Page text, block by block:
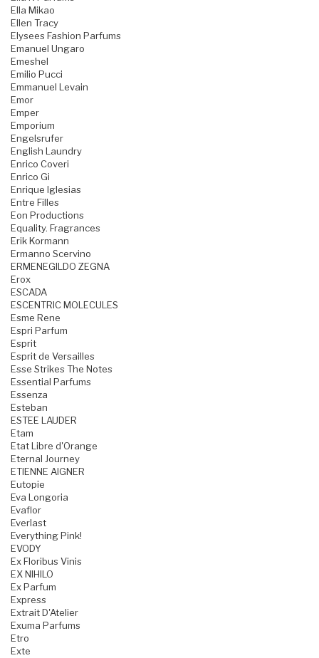
Ella Mikao
Ellen Tracy
Elysees Fashion Parfums
Emanuel Ungaro
Emeshel
Emilio Pucci
Emmanuel Levain
Emor
Emper
Emporium
Engelsrufer
English Laundry
Enrico Coveri
Enrico Gi
Enrique Iglesias
Entre Filles
Eon Productions
Equality. Fragrances
Erik Kormann
Ermanno Scervino
ERMENEGILDO ZEGNA
Erox
ESCADA
ESCENTRIC MOLECULES
Esme Rene
Espri Parfum
Esprit
Esprit de Versailles
Esse Strikes The Notes
Essential Parfums
Essenza
Esteban
ESTEE LAUDER
Etam
Etat Libre d'Orange
Eternal Journey
ETIENNE AIGNER
Eutopie
Eva Longoria
Evaflor
Everlast
Everything Pink!
EVODY
Ex Floribus Vinis
EX NIHILO
Ex Parfum
Express
Extrait D'Atelier
Exuma Parfums
Etro
Exte